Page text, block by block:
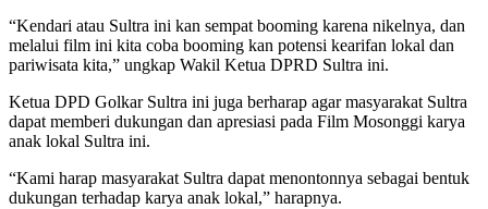
“Kendari atau Sultra ini kan sempat booming karena nikelnya, dan
melalui film ini kita coba booming kan potensi kearifan lokal dan
pariwisata kita,” ungkap Wakil Ketua DPRD Sultra ini.
Ketua DPD Golkar Sultra ini juga berharap agar masyarakat Sultra
dapat memberi dukungan dan apresiasi pada Film Mosonggi karya
anak lokal Sultra ini.
“Kami harap masyarakat Sultra dapat menontonnya sebagai bentuk
dukungan terhadap karya anak lokal,” harapnya.